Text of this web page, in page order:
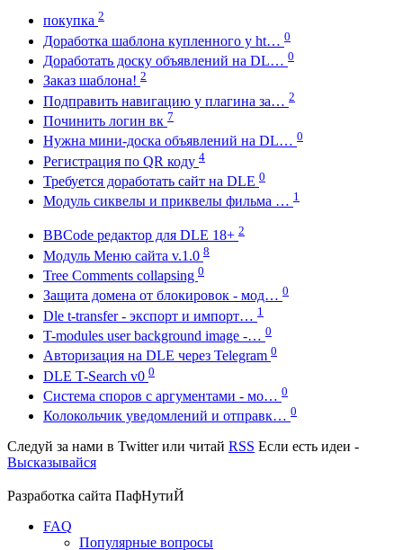
покупка 2
Доработка шаблона купленного у ht… 0
Доработать доску объявлений на DL… 0
Заказ шаблона! 2
Подправить навигацию у плагина за… 2
Починить логин вк 7
Нужна мини-доска объявлений на DL… 0
Регистрация по QR коду 4
Требуется доработать сайт на DLE 0
Модуль сиквелы и приквелы фильма … 1
BBCode редактор для DLE 18+ 2
Модуль Меню сайта v.1.0 8
Tree Comments collapsing 0
Защита домена от блокировок - мод… 0
Dle t-transfer - экспорт и импорт… 1
T-modules user background image -… 0
Авторизация на DLE через Telegram 0
DLE T-Search v0 0
Система споров с аргументами - мо… 0
Колокольчик уведомлений и отправк… 0
Следуй за нами в Twitterили читай RSS Если есть идеи -
Высказывайся
Разработка сайта ПафНутиЙ
FAQ
Популярные вопросы